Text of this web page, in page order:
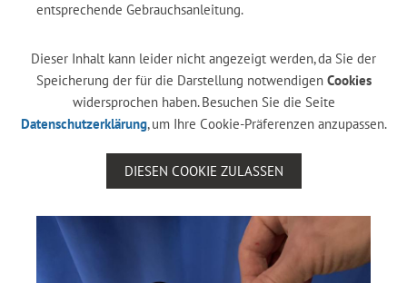
entsprechende Gebrauchsanleitung.
Dieser Inhalt kann leider nicht angezeigt werden, da Sie der
Speicherung der für die Darstellung notwendigen Cookies
widersprochen haben. Besuchen Sie die Seite
Datenschutzerklärung, um Ihre Cookie-Präferenzen anzupassen.
DIESEN COOKIE ZULASSEN